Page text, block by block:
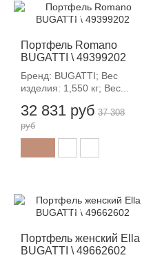
Портфель Romano
BUGATTI \ 49399202
Бренд: BUGATTI; Вес
изделия: 1,550 кг; Вес...
32 831 руб
-12%
37 308
руб
Портфель женский Ella
BUGATTI \ 49662602
-12%